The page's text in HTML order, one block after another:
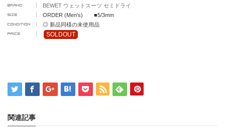
BEWET ウェットスーツ セミドライ
ORDER (Men's) ■5/3mm
◎ 新品同様の未使用品
SOLDOUT
関連記事